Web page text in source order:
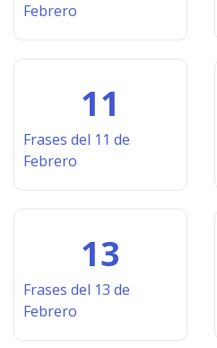
Febrero
11
Frases del 11 de
Febrero
13
Frases del 13 de
Febrero